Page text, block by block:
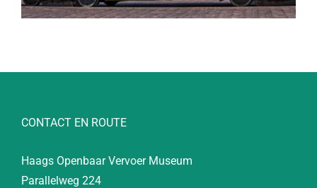
CONTACT EN ROUTE
Haags Openbaar Vervoer Museum
Parallelweg 224